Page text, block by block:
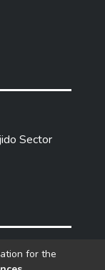
Sector
2252346.
for the